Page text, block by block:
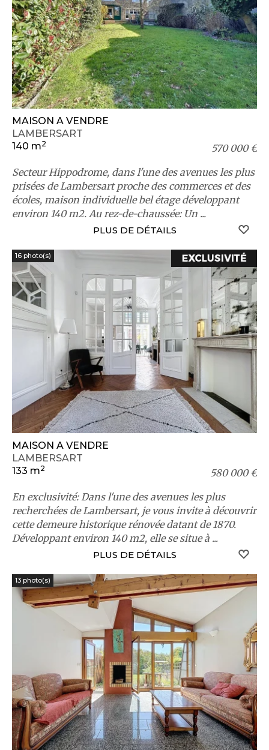
MAISON A VENDRE
LAMBERSART
140 m2
570 000 €
Secteur Hippodrome, dans l'une des avenues les plus
prisées de Lambersart proche des commerces et des
écoles, maison individuelle bel étage développant
environ 140 m2. Au rez-de-chaussée: Un ...
PLUS DE DÉTAILS
16 photo(s)
MAISON A VENDRE
LAMBERSART
133 m2
580 000 €
En exclusivité: Dans l'une des avenues les plus
recherchées de Lambersart, je vous invite à découvrir
cette demeure historique rénovée datant de 1870.
Développant environ 140 m2, elle se situe à ...
PLUS DE DÉTAILS
13 photo(s)